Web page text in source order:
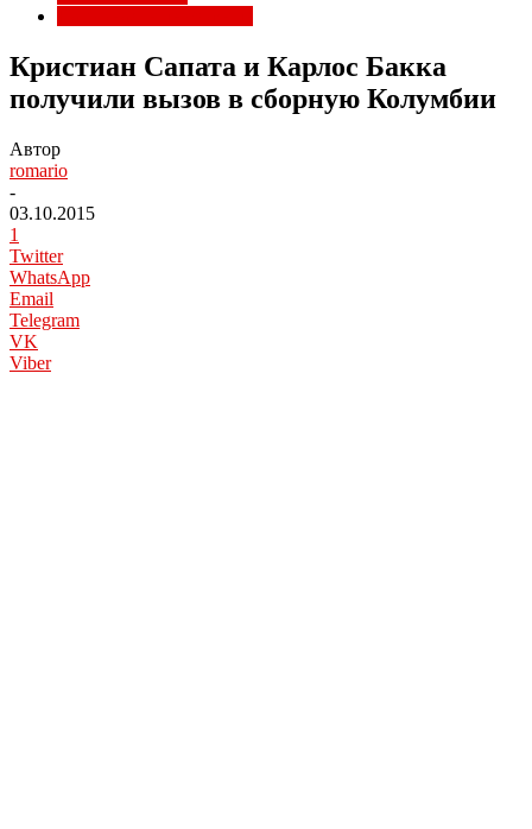
Кристиан Сапата и Карлос Бакка
получили вызов в сборную Колумбии
Автор
romario
-
03.10.2015
1
Twitter
WhatsApp
Email
Telegram
VK
Viber